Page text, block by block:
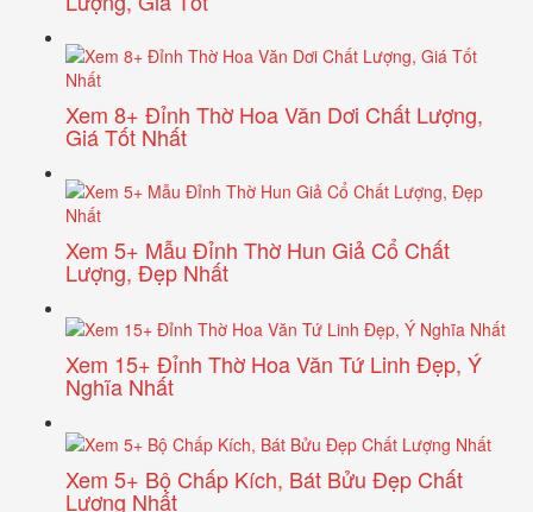
Xem 8+ Đỉnh Thờ Hoa Văn Dơi Chất Lượng,
Giá Tốt Nhất
Xem 5+ Mẫu Đỉnh Thờ Hun Giả Cổ Chất
Lượng, Đẹp Nhất
Xem 15+ Đỉnh Thờ Hoa Văn Tứ Linh Đẹp, Ý
Nghĩa Nhất
Xem 5+ Bộ Chấp Kích, Bát Bửu Đẹp Chất
Lượng Nhất